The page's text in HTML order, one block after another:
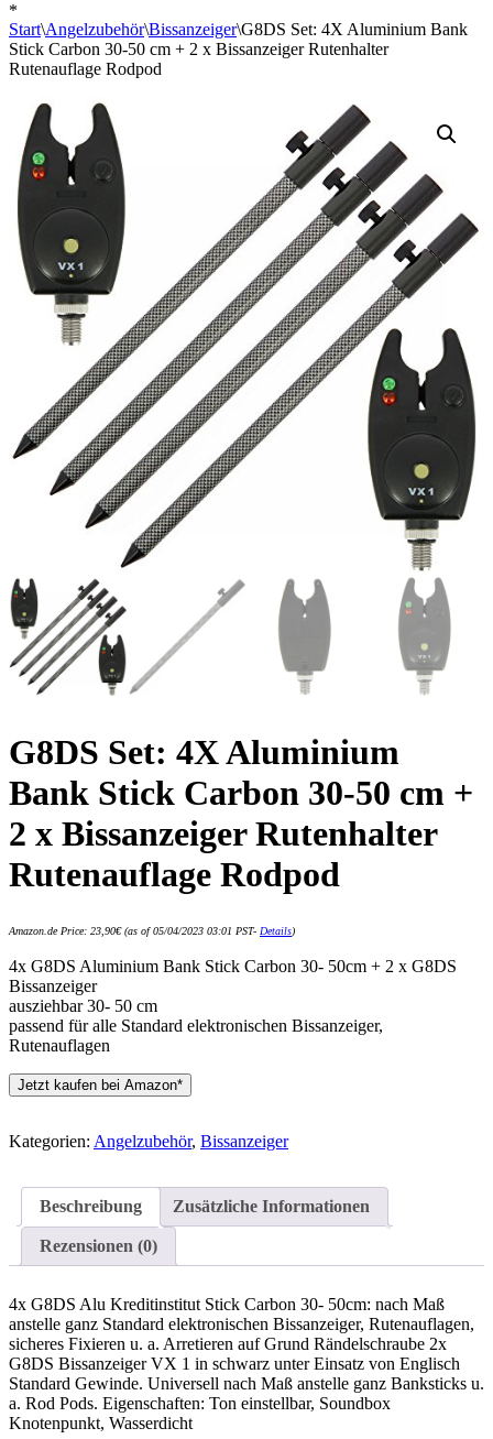
*
Start\Angelzubehör\Bissanzeiger\G8DS Set: 4X Aluminium Bank
Stick Carbon 30-50 cm + 2 x Bissanzeiger Rutenhalter
Rutenauflage Rodpod
G8DS Set: 4X Aluminium
Bank Stick Carbon 30-50 cm +
2 x Bissanzeiger Rutenhalter
Rutenauflage Rodpod
Amazon.de Price: 23,90€(as of 05/04/2023 03:01 PST- Details)
4x G8DS Aluminium Bank Stick Carbon 30- 50cm + 2 x G8DS
Bissanzeiger
ausziehbar 30- 50 cm
passend für alle Standard elektronischen Bissanzeiger,
Rutenauflagen
Jetzt kaufen bei Amazon*
Kategorien: Angelzubehör, Bissanzeiger
Beschreibung Zusätzliche Informationen
Rezensionen (0)
4x G8DS Alu Kreditinstitut Stick Carbon 30- 50cm: nach Maß
anstelle ganz Standard elektronischen Bissanzeiger, Rutenauflagen,
sicheres Fixieren u. a. Arretieren auf Grund Rändelschraube 2x
G8DS Bissanzeiger VX 1 in schwarz unter Einsatz von Englisch
Standard Gewinde. Universell nach Maß anstelle ganz Banksticks u.
a. Rod Pods. Eigenschaften: Ton einstellbar, Soundbox
Knotenpunkt, Wasserdicht